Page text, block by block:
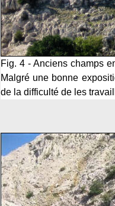
Fig. 4 - Anciens champs
Malgré une bonne
de la difficulté de les